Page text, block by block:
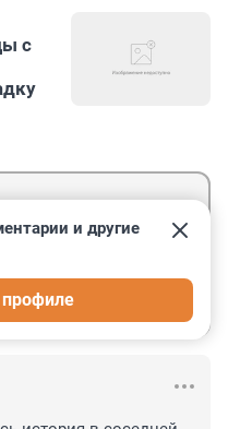
с
и другие